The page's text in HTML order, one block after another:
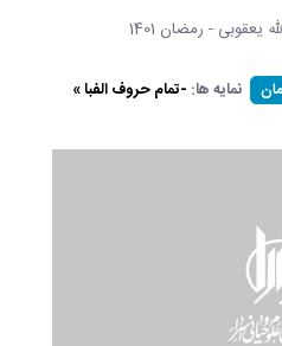
یعقوبی - رمضان 1401
نمایه ها: -تمام حروف الفبا »